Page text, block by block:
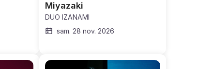
Miyazaki
DUO IZANAMI
sam. 28 nov. 2026